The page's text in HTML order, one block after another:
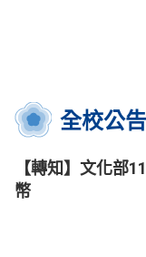
全校公
【轉知】文化部
幣